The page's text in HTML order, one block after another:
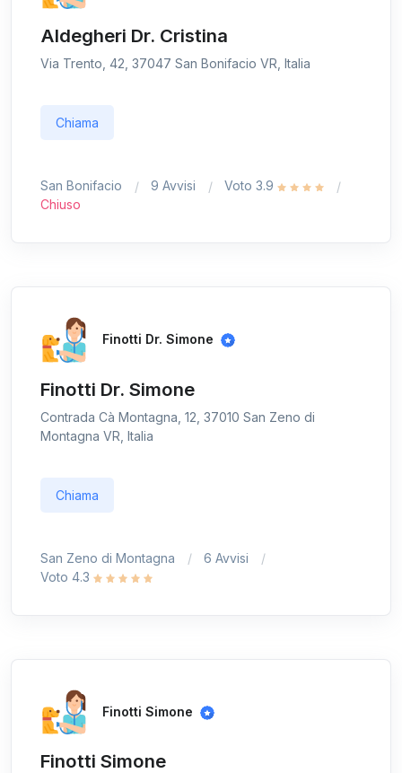
Aldegheri Dr. Cristina
Via Trento, 42, 37047 San Bonifacio VR, Italia
Chiama
San Bonifacio 9 Avvisi
Voto 3.9
Chiuso
Finotti Dr. Simone
Finotti Dr. Simone
Contrada Cà Montagna, 12, 37010 San Zeno di
Montagna VR, Italia
Chiama
San Zeno di Montagna
6 Avvisi
Voto 4.3
Finotti Simone
Finotti Simone